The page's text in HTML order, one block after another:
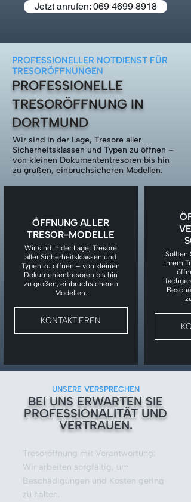
Jetzt anrufen: 069 4699 8918
PROFESSIONELLER NOTDIENST FÜR
TRESORÖFFNUNGEN
PROFESSIONELLE
TRESORÖFFNUNG IN
DORTMUND
Wir sind in der Lage, Tresore aller
Sicherheitsklassen und Typen zu öffnen –
von kleinen Dokumententresoren bis hin
zu großen, einbruchsicheren Modellen.
ÖFFNUNG ALLER
TRESOR-MODELLE
Wir sind in der Lage, Tresore
aller Sicherheitsklassen und
Typen zu öffnen – von kleinen
Dokumententresoren bis hin
zu großen, einbruchsicheren
Modellen.
KONTAKTIEREN
Sollten
Ihrem
UNSERE VERSPRECHEN
BEI UNS ERWARTEN SIE
PROFESSIONALITÄT UND
VERTRAUEN.
Tresoröffnung mit Verantwortung:
Wir arbeiten sorgfältig, um
Beschädigungen und Kosten gering
zu halten.